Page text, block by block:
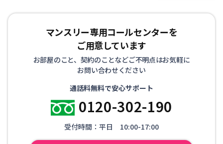
マンスリー専用コールセンターを
ご用意しています
お部屋のこと、契約のことなどご不明点はお気軽に
お問い合わせください
通話料無料で安心サポート
0120-302-190
受付時間：平日 10:00-17:00